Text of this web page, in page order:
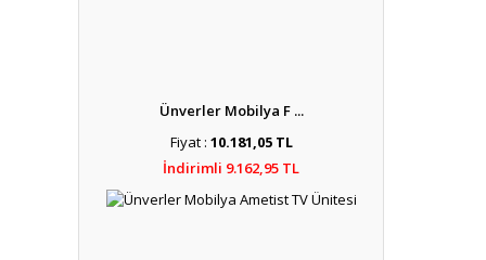
Ünverler Mobilya F ...
Fiyat : 10.181,05 TL
İndirimli 9.162,95 TL